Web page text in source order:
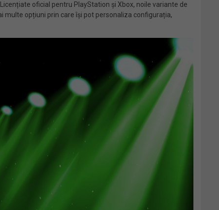
oficial pentru PlayStation și Xbox, noile variante de
multe opțiuni prin care își pot personaliza configurația,